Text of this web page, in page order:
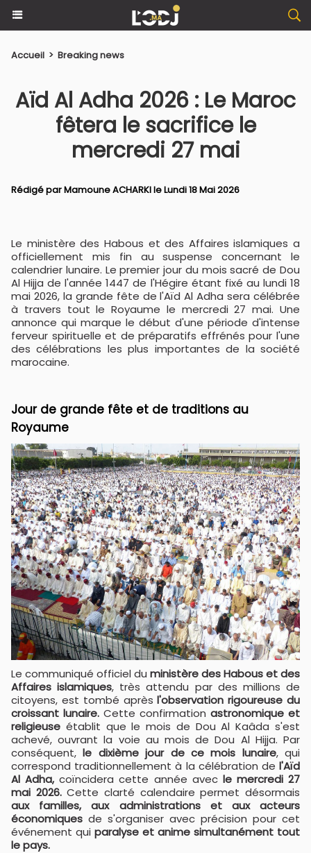
Accueil > Breaking news
Aïd Al Adha 2026 : Le Maroc
fêtera le sacrifice le
mercredi 27 mai
Rédigé parMamoune ACHARKIle Lundi 18 Mai 2026
Le ministère des Habous et des Affaires islamiques a
officiellement mis fin au suspense concernant le
calendrier lunaire. Le premier jour du mois sacré de Dou
Al Hijja de l'année 1447 de l'Hégire étant fixé au lundi 18
mai 2026, la grande fête de l'Aïd Al Adha sera célébrée
à travers tout le Royaume le mercredi 27 mai. Une
annonce qui marque le début d'une période d'intense
ferveur spirituelle et de préparatifs effrénés pour l'une
des célébrations les plus importantes de la société
marocaine.
Jour de grande fête et de traditions au
Royaume
Le communiqué officiel du ministère des Habous et des
Affaires islamiques, très attendu par des millions de
citoyens, est tombé aprèsl'observation rigoureuse du
croissant lunaire. Cette confirmation astronomique et
religieuse établit que le mois de Dou Al Kaâda s'est
achevé, ouvrant la voie au mois de Dou Al Hijja. Par
conséquent,le dixième jour de ce mois lunaire, qui
correspond traditionnellement à la célébration de l'Aïd
Al Adha,coïncidera cette année avec le mercredi 27
mai 2026.Cette clarté calendaire permet désormais
aux familles, aux administrations et aux acteurs
économiques de s'organiser avec précision pour cet
événement qui paralyse et anime simultanément tout
le pays.